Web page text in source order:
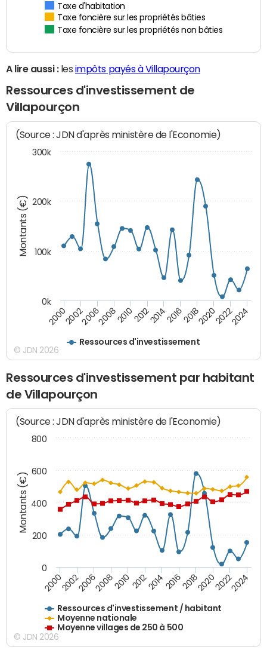
Taxe d'habitation
Taxe foncière sur les propriétés bâties
Taxe foncière sur les propriétés non bâties
A lire aussi :les impôts payés à Villapourçon
Ressources d'investissement de
Villapourçon
Montants (€)
(Source : JDN d'après ministère de l'Economie)
Ressources d'investissement
200020022006200820102012201420162018202020222024
0k
100k
200k
300k
© JDN 2026
Ressources d'investissement par habitant
de Villapourçon
Montants (€)
(Source : JDN d'après ministère de l'Economie)
Ressources d'investissement / habitant
Moyenne nationale
Moyenne villages de 250 à 500
20002002200620082010 2012201420162018202020222024
0
200
400
600
800
© JDN 2026